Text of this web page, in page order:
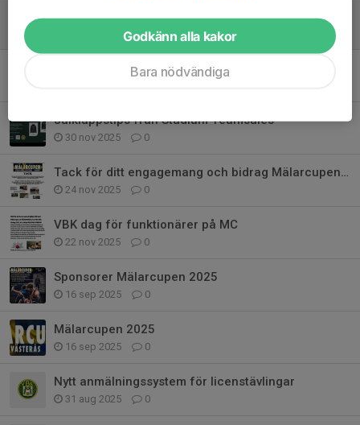
Årsmöte 24 mars 18:00
11 jan, 21:00 0
Medlemskap 2026
Julklappstips från Stadium Teamsales
30 nov 2025 0
Tack för ditt engagemang och bidrag Mälarcupen 2025
24 nov 2025 0
VBK dag för funktionärer på MC
22 nov 2025 0
Sponsorer Mälarcupen 2025
16 sep 2025 0
Mälarcupen 2025
16 sep 2025 0
Nytt anmälningssystem för licenstävlingar
31 aug 2025 0
Godkänn alla kakor
Bara nödvändiga